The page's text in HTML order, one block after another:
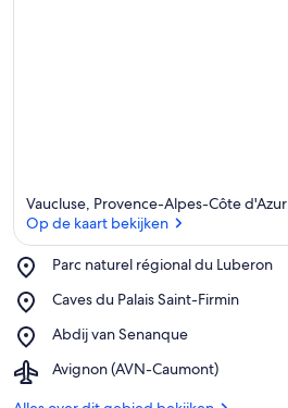
Vaucluse, Provence-Alpes-Côte d'Azur
Op de kaart bekijken
Parc naturel régional du Luberon
Place,
naturel
du
Luberon
Caves du Palais Saint-Firmin
Place,
du
Saint-
Abdij van Senanque
Place,
van
Avignon (AVN-Caumont)
Airport,